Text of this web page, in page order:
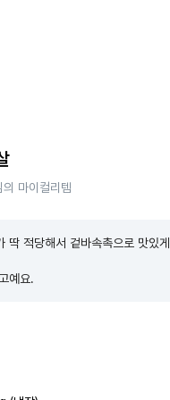
의 마이컬리템
딱 적당해서 겉바속촉으로 맛있
예요.